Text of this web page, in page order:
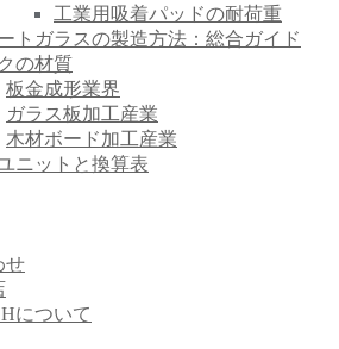
工業用吸着パッドの耐荷重
トガラスの製造方法：総合ガイド
の材質
板金成形業界
ガラス板加工産業
木材ボード加工産業
ニットと換算表
せ
について